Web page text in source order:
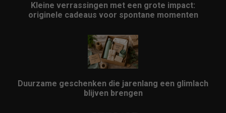
Kleine verrassingen met een grote impact:
originele cadeaus voor spontane momenten
Duurzame geschenken die jarenlang een glimlach
blijven brengen